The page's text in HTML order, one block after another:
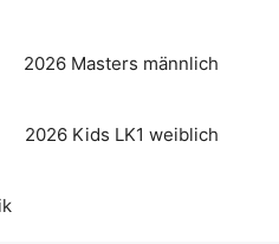
2026 Masters männlich
2026 Kids LK1 weiblich